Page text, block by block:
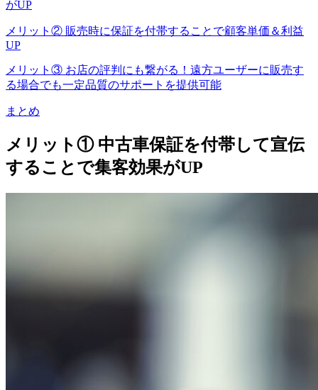
がUP
メリット② 販売時に保証を付帯することで顧客単価＆利益
UP
メリット③ お店の評判にも繋がる！遠方ユーザーに販売す
る場合でも一定品質のサポートを提供可能
まとめ
メリット① 中古車保証を付帯して宣伝
することで集客効果がUP